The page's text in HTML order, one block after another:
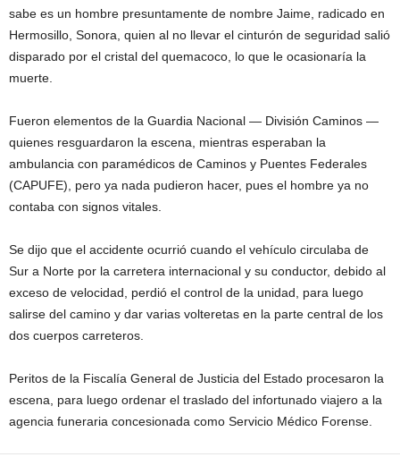
sabe es un hombre presuntamente de nombre Jaime, radicado en
Hermosillo, Sonora, quien al no llevar el cinturón de seguridad salió
disparado por el cristal del quemacoco, lo que le ocasionaría la
muerte.
Fueron elementos de la Guardia Nacional — División Caminos —
quienes resguardaron la escena, mientras esperaban la
ambulancia con paramédicos de Caminos y Puentes Federales
(CAPUFE), pero ya nada pudieron hacer, pues el hombre ya no
contaba con signos vitales.
Se dijo que el accidente ocurrió cuando el vehículo circulaba de
Sur a Norte por la carretera internacional y su conductor, debido al
exceso de velocidad, perdió el control de la unidad, para luego
salirse del camino y dar varias volteretas en la parte central de los
dos cuerpos carreteros.
Peritos de la Fiscalía General de Justicia del Estado procesaron la
escena, para luego ordenar el traslado del infortunado viajero a la
agencia funeraria concesionada como Servicio Médico Forense.